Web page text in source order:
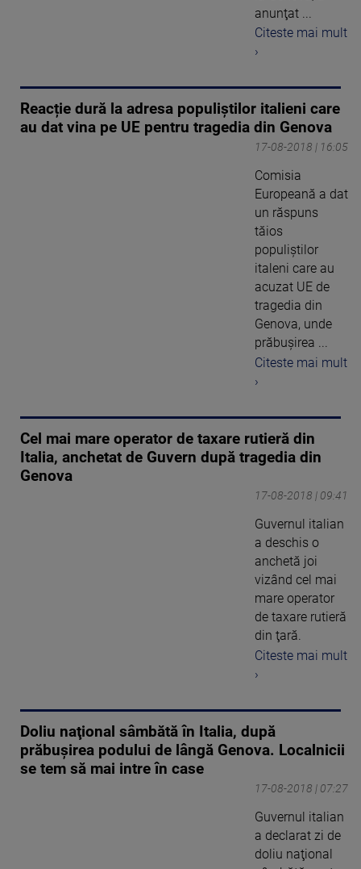
anunţat ...
Citeste mai mult
›
Reacție dură la adresa populiștilor italieni care
au dat vina pe UE pentru tragedia din Genova
17-08-2018 | 16:05
Comisia
Europeană a dat
un răspuns
tăios
populiștilor
italeni care au
acuzat UE de
tragedia din
Genova, unde
prăbușirea ...
Citeste mai mult
›
Cel mai mare operator de taxare rutieră din
Italia, anchetat de Guvern după tragedia din
Genova
17-08-2018 | 09:41
Guvernul italian
a deschis o
anchetă joi
vizând cel mai
mare operator
de taxare rutieră
din ţară.
Citeste mai mult
›
Doliu naţional sâmbătă în Italia, după
prăbuşirea podului de lângă Genova. Localnicii
se tem să mai intre în case
17-08-2018 | 07:27
Guvernul italian
a declarat zi de
doliu naţional